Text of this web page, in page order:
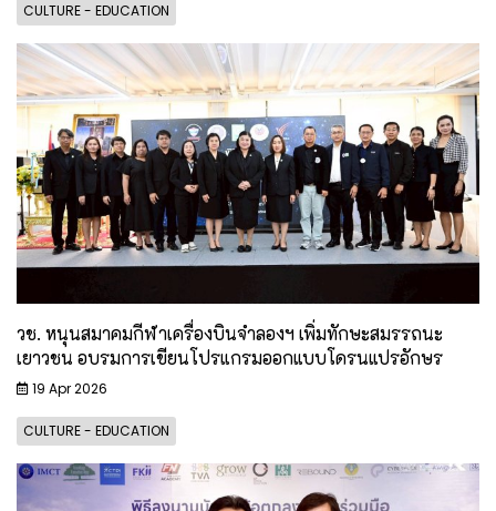
CULTURE - EDUCATION
วช. หนุนสมาคมกีฬาเครื่องบินจำลองฯ เพิ่มทักษะสมรรถนะ
เยาวชน อบรมการเขียนโปรแกรมออกแบบโดรนแปรอักษร
19 Apr 2026
CULTURE - EDUCATION